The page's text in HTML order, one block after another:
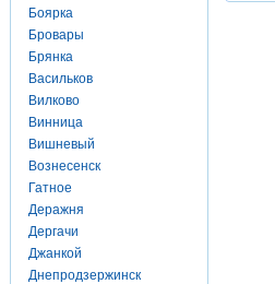
Боярка
Бровары
Брянка
Васильков
Вилково
Винница
Вишневый
Вознесенск
Гатное
Деражня
Дергачи
Джанкой
Днепродзержинск